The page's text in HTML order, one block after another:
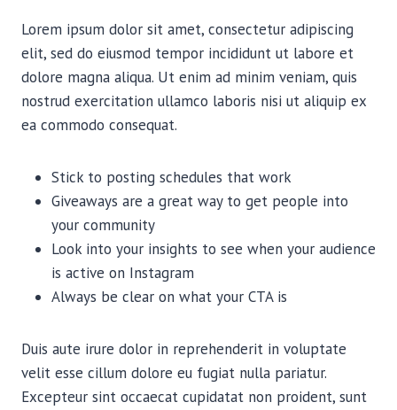
Lorem ipsum dolor sit amet, consectetur adipiscing
elit, sed do eiusmod tempor incididunt ut labore et
dolore magna aliqua. Ut enim ad minim veniam, quis
nostrud exercitation ullamco laboris nisi ut aliquip ex
ea commodo consequat.
Stick to posting schedules that work
Giveaways are a great way to get people into
your community
Look into your insights to see when your audience
is active on Instagram
Always be clear on what your CTA is
Duis aute irure dolor in reprehenderit in voluptate
velit esse cillum dolore eu fugiat nulla pariatur.
Excepteur sint occaecat cupidatat non proident, sunt